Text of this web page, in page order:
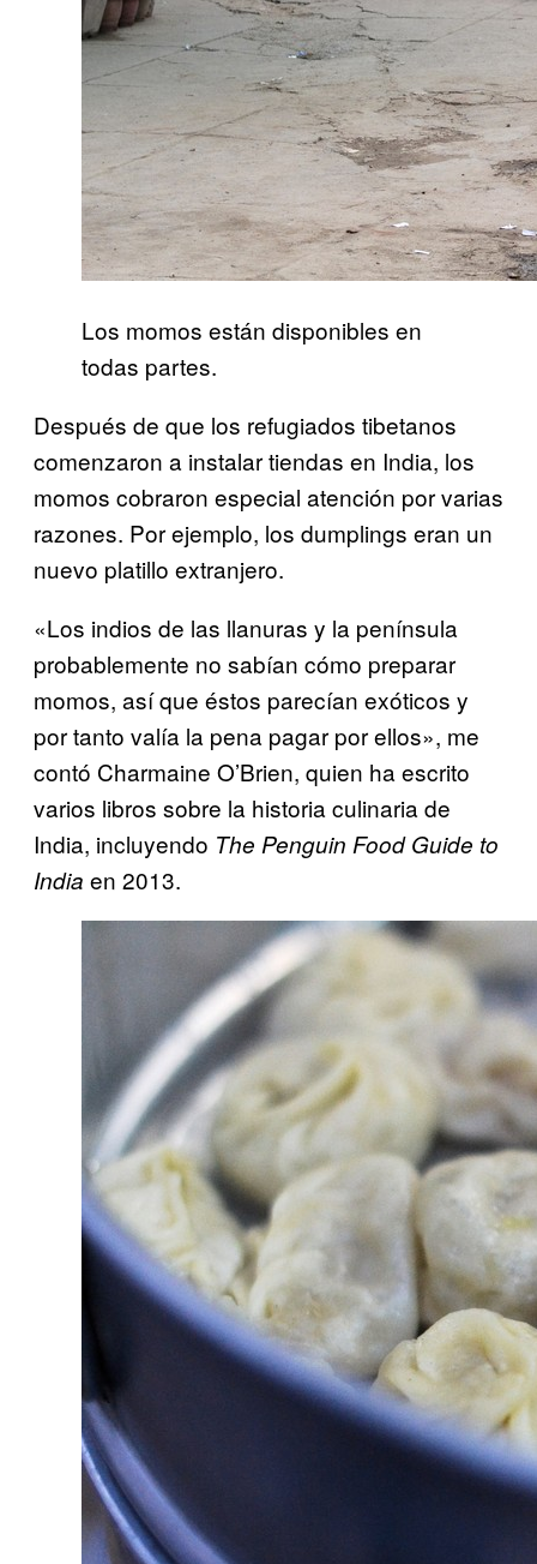
Los momos están disponibles en
todas partes.
Después de que los refugiados tibetanos
comenzaron a instalar tiendas en India, los
momos cobraron especial atención por varias
razones. Por ejemplo, los dumplings eran un
nuevo platillo extranjero.
«Los indios de las llanuras y la península
probablemente no sabían cómo preparar
momos, así que éstos parecían exóticos y
por tanto valía la pena pagar por ellos», me
contó Charmaine O’Brien, quien ha escrito
varios libros sobre la historia culinaria de
India, incluyendo The Penguin Food Guide to
India en 2013.